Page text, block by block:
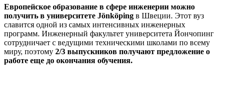
Европейское образование в сфере инженерии можно
получить в университете Jönköping в Швеции. Этот вуз
славится одной из самых интенсивных инженерных
программ. Инженерный факультет университета Йончопинг
сотрудничает с ведущими техническими школами по всему
миру, поэтому 2/3 выпускников получают предложение о
работе еще до окончания обучения.